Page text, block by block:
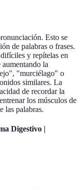
Esto se
de palabras o frases.
y repítelas en
la
"murciélago" o
similares. La
de recordar la
los músculos de
las palabras.
Digestivo |